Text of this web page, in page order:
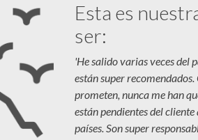
Esta es
ser:
'He salido varias veces del
están super
prometen, nunca me han
están pendientes del
países. Son super